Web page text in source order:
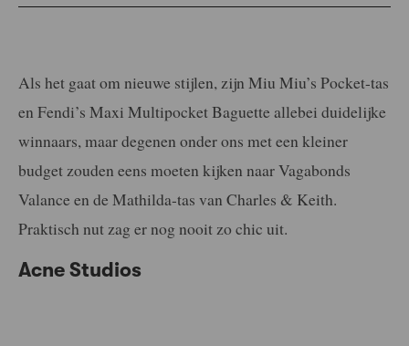
Als het gaat om nieuwe stijlen, zijn Miu Miu’s Pocket-tas
en Fendi’s Maxi Multipocket Baguette allebei duidelijke
winnaars, maar degenen onder ons met een kleiner
budget zouden eens moeten kijken naar Vagabonds
Valance en de Mathilda-tas van Charles & Keith.
Praktisch nut zag er nog nooit zo chic uit.
Acne Studios